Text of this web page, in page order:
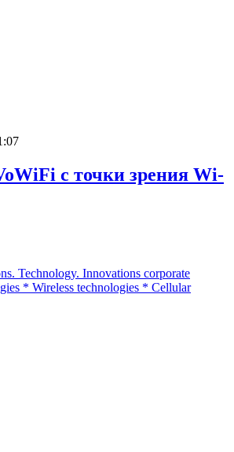
с точки зрения Wi-
Technology. Innovations corporate
* Wireless technologies * Cellular